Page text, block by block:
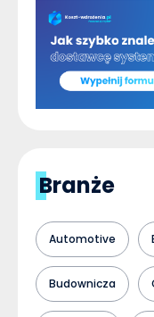
Branże
Automotive
Budownicza